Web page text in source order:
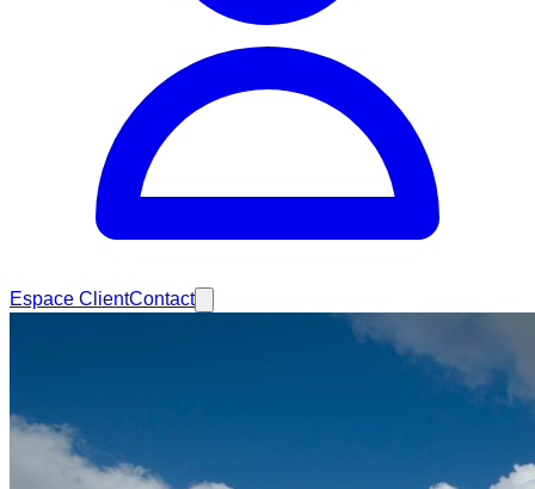
Espace ClientContact